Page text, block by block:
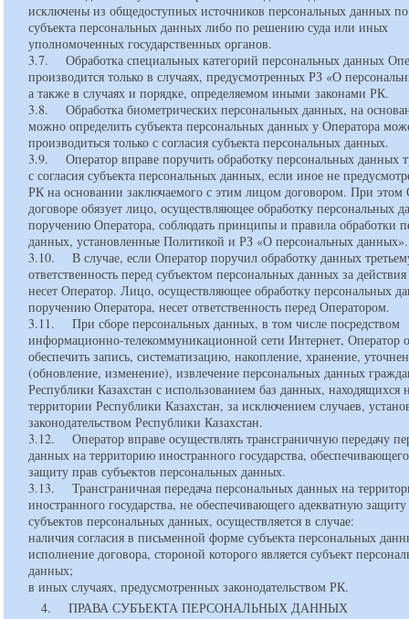
исключены из общедоступных источников персональных данных
субъекта персональных данных либо по решению суда или иных
уполномоченных государственных органов.
3.7. Обработка специальных категорий персональных данных
производится только в случаях, предусмотренных РЗ «О
а также в случаях и порядке, определяемом иными законами РК.
3.8. Обработка биометрических персональных данных, на
можно определить субъекта персональных данных у Оператора
производиться только с согласия субъекта персональных данных.
3.9. Оператор вправе поручить обработку персональных данных
с согласия субъекта персональных данных, если иное не
РК на основании заключаемого с этим лицом договором. При этом
договоре обязует лицо, осуществляющее обработку персональных
поручению Оператора, соблюдать принципы и правила обработки
данных, установленные Политикой и РЗ «О персональных
3.10. В случае, если Оператор поручил обработку данных
ответственность перед субъектом персональных данных за
несет Оператор. Лицо, осуществляющее обработку персональных
поручению Оператора, несет ответственность перед Оператором.
3.11. При сборе персональных данных, в том числе посредством
информационно-телекоммуникационной сети Интернет, Оператор
обеспечить запись, систематизацию, накопление, хранение,
(обновление, изменение), извлечение персональных данных
Республики Казахстан с использованием баз данных, находящихся
территории Республики Казахстан, за исключением случаев,
законодательством Республики Казахстан.
3.12. Оператор вправе осуществлять трансграничную передачу
данных на территорию иностранного государства,
защиту прав субъектов персональных данных.
3.13. Трансграничная передача персональных данных на
иностранного государства, не обеспечивающего адекватную
субъектов персональных данных, осуществляется в случае:
наличия согласия в письменной форме субъекта персональных
исполнение договора, стороной которого является субъект
данных;
в иных случаях, предусмотренных законодательством РК.
4. ПРАВА СУБЪЕКТА ПЕРСОНАЛЬНЫХ ДАННЫХ